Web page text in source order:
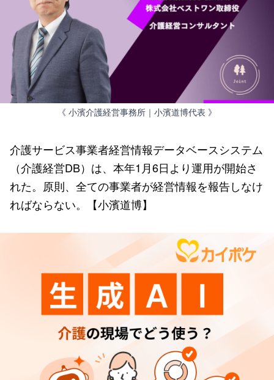
《 小濱介護経営事務所｜小濱道博代表 》
介護サービス事業者経営情報データベースシステム
（介護経営DB）は、本年1月6日より運用が開始さ
れた。原則、全ての事業者が経営情報を報告しなけ
ればならない。【小濱道博】